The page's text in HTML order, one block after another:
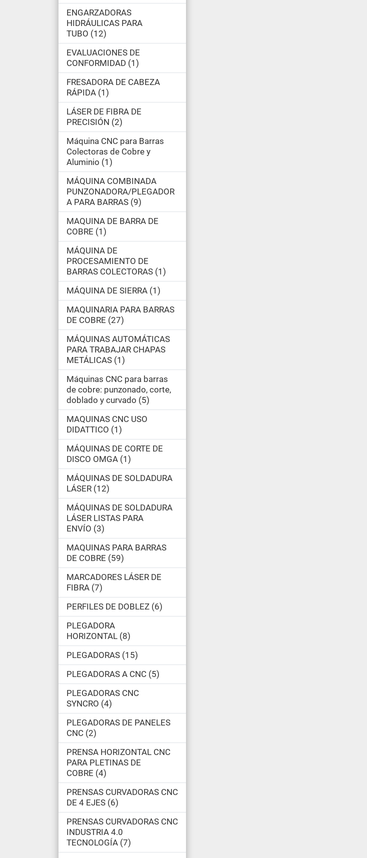
ENGARZADORAS
HIDRÁULICAS PARA
TUBO 12
EVALUACIONES DE
CONFORMIDAD 1
FRESADORA DE CABEZA
RÁPIDA 1
LÁSER DE FIBRA DE
PRECISIÓN 2
Máquina CNC para Barras
Colectoras de Cobre y
Aluminio 1
MÁQUINA COMBINADA
PUNZONADORA/PLEGADOR
A PARA BARRAS 9
MAQUINA DE BARRA DE
COBRE 1
MÁQUINA DE
PROCESAMIENTO DE
BARRAS COLECTORAS 1
MÁQUINA DE SIERRA 1
MAQUINARIA PARA BARRAS
DE COBRE 27
MÁQUINAS AUTOMÁTICAS
PARA TRABAJAR CHAPAS
METÁLICAS 1
Máquinas CNC para barras
de cobre: punzonado, corte,
doblado y curvado 5
MAQUINAS CNC USO
DIDATTICO 1
MÁQUINAS DE CORTE DE
DISCO OMGA 1
MÁQUINAS DE SOLDADURA
LÁSER 12
MÁQUINAS DE SOLDADURA
LÁSER LISTAS PARA
ENVÍO 3
MAQUINAS PARA BARRAS
DE COBRE 59
MARCADORES LÁSER DE
FIBRA 7
PERFILES DE DOBLEZ 6
PLEGADORA
HORIZONTAL 8
PLEGADORAS 15
PLEGADORAS A CNC 5
PLEGADORAS CNC
SYNCRO 4
PLEGADORAS DE PANELES
CNC 2
PRENSA HORIZONTAL CNC
PARA PLETINAS DE
COBRE 4
PRENSAS CURVADORAS CNC
DE 4 EJES 6
PRENSAS CURVADORAS CNC
INDUSTRIA 4.0
TECNOLOGÍA 7